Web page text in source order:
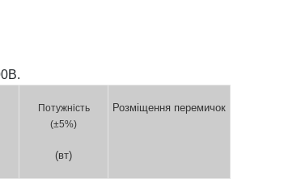
Потужність
(±5%)
(вт)
Розміщення перемичок